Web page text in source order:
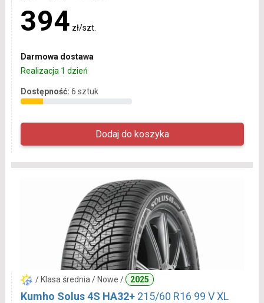
394 zł/szt.
Darmowa dostawa
Realizacja 1 dzień
Dostępność: 6 sztuk
/ Klasa średnia / Nowe / 2025
Kumho Solus 4S HA32+ 215/60 R16 99 V XL